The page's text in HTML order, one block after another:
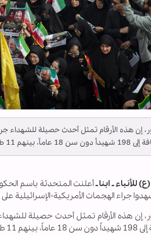
إن هذه الأرقام تمثل أحدث حصيلة للشهداء
للأنباء ـ ابنا ـ
الهجمات الأمريكية-الإسرائيلية على
إن هذه الأرقام تمثل أحدث حصيلة